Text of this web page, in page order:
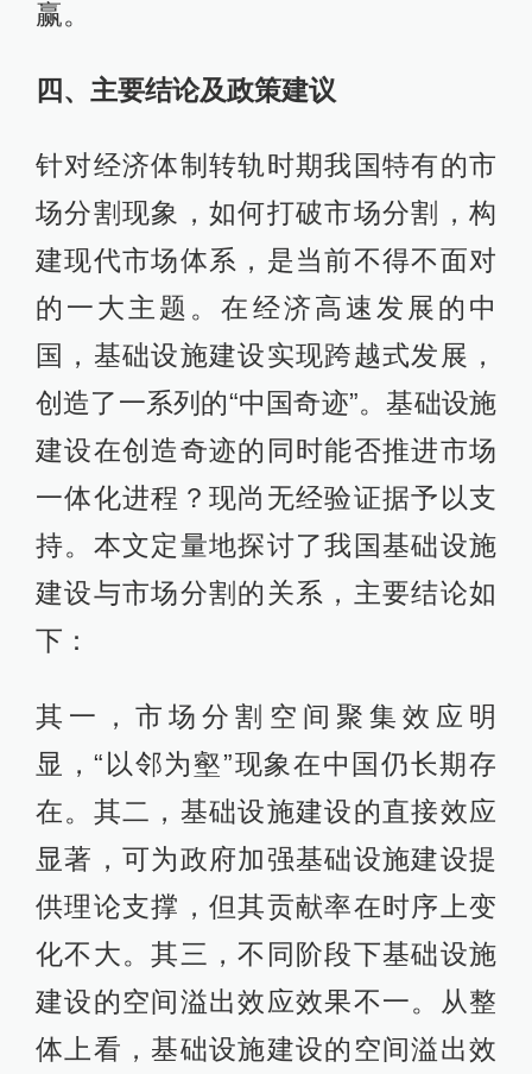
创造了一系列的“中国奇迹”。基础设施
一体化进程？现尚无经验证据予以支
持。本文定量地探讨了我国基础设施
建设与市场分割的关系，主要结论如
下：
其一，市场分割空间聚集效应明
显，“以邻为壑”现象在中国仍长期存
在。其二，基础设施建设的直接效应
显著，可为政府加强基础设施建设提
供理论支撑，但其贡献率在时序上变
化不大。其三，不同阶段下基础设施
建设的空间溢出效应效果不一。从整
体上看，基础设施建设的空间溢出效
应不显著，但分阶段下后期基础设施
建设的空间溢出效应变得显著。其
四，不同区域或不同区位下市场分割
的策略性行为并非一致。从区域发展
战略角度看，同属某一区域内相邻的
省市的市场分割反应系数均显著小于
两省市虽相邻但却分属不同区域的市
场分割反应系数。从省市所处区位来